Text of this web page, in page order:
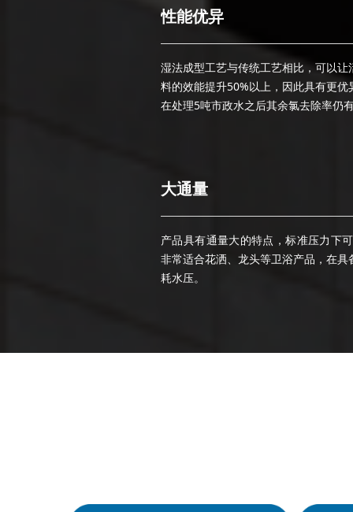
性能优异
湿法成型工艺与传统工艺相比，可以
料的效能提升50%以上，因此具有更
在处理5吨市政水之后其余氯去除率仍
大通量
产品具有通量大的特点，标准压力下
非常适合花洒、龙头等卫浴产品，在
耗水压。